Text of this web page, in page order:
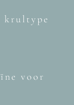
krultype
voor